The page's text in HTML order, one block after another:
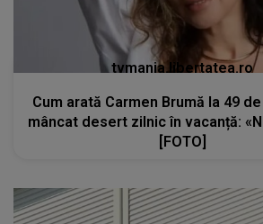
tvmania.libertatea.ro
Cum arată Carmen Brumă la 49
mâncat desert zilnic în vacanță:
[FOTO]